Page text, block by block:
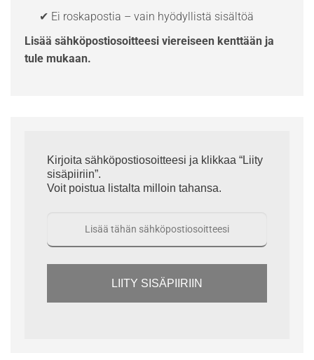
✔ Ei roskapostia – vain hyödyllistä sisältöä
Lisää sähköpostiosoitteesi viereiseen kenttään ja
tule mukaan.
Kirjoita sähköpostiosoitteesi ja klikkaa “Liity
sisäpiiriin”.
Voit poistua listalta milloin tahansa.
LIITY SISÄPIIRIIN